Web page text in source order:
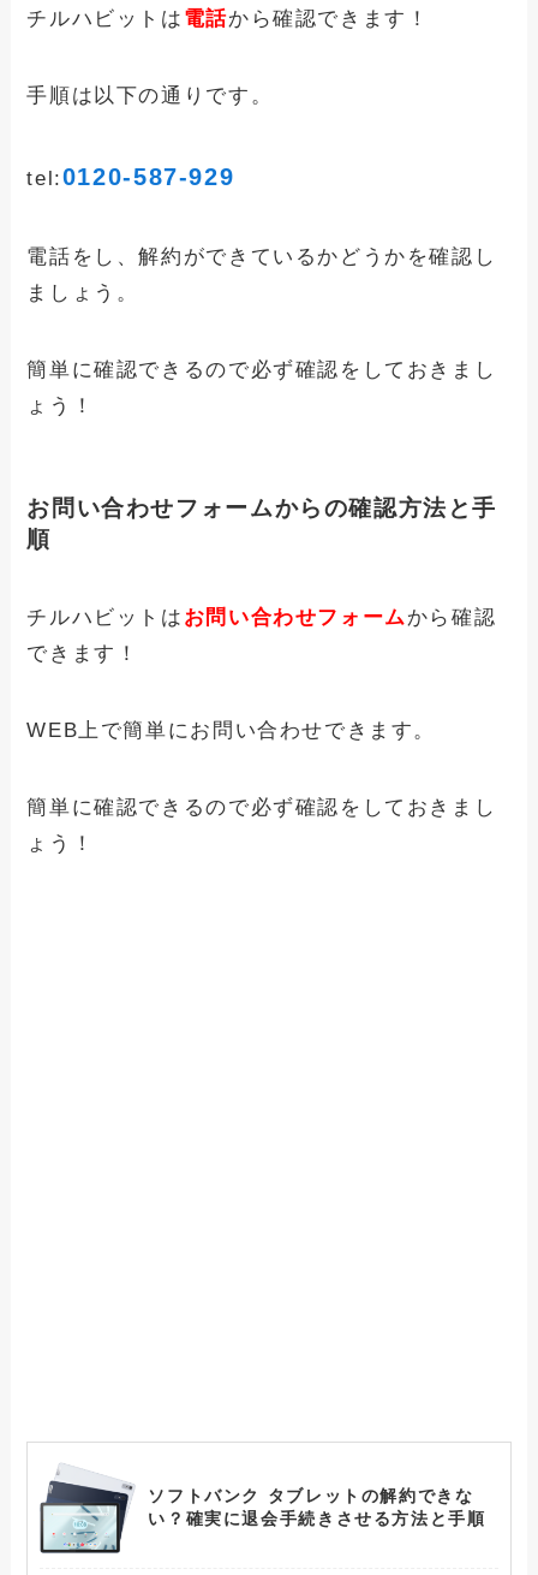
チルハビットは 電話から確認できます！
手順は以下の通りです。
tel:0120-587-929
電話をし、解約ができているかどうかを確認し
ましょう。
簡単に確認できるので必ず確認をしておきまし
ょう！
お問い合わせフォームからの確認方法と手
順
チルハビットは お問い合わせフォームから確認
できます！
WEB上で簡単にお問い合わせできます。
簡単に確認できるので必ず確認をしておきまし
ょう！
ソフトバンク タブレットの解約できな
い？確実に退会手続きさせる方法と手順